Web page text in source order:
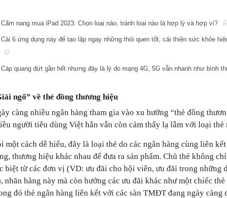
Cẩm nang mua iPad 2023: Chọn loại nào, tránh loại nào là hợp lý và hợp ví?
Cài 6 ứng dụng này để tạo lập ngay những thói quen tốt, cải thiện sức khỏe
Cáp quang đứt gần hết nhưng đây là lý do mạng 4G, 5G vẫn nhanh như bình
ngố” về thẻ đồng thương hiệu
càng nhiều ngân hàng tham gia vào xu hướng “thẻ đồng
người tiêu dùng Việt hẳn vẫn còn cảm thấy lạ lẫm với loại thẻ
một cách dễ hiểu, đây là loại thẻ do các ngân hàng cùng liên
thương hiệu khác nhau để đưa ra sản phẩm. Chủ thẻ không
biệt từ các đơn vị (VD: ưu đãi cho hội viên, ưu đãi trong những
nhãn hàng này mà còn hưởng các ưu đãi khác như một chiếc
đó thẻ ngân hàng liên kết với các sàn TMĐT đang ngày càng